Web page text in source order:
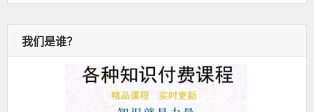
我们是谁？